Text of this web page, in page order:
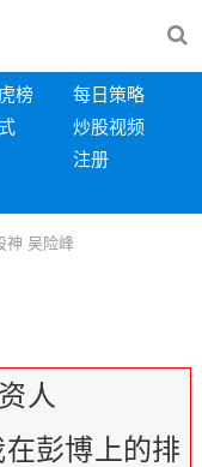
榜
每日策略
炒股视频
注册
神 吴险峰
人
彭博上的排